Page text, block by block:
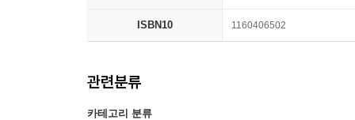
ISBN10 1160406502
관련분류
카테고리 분류